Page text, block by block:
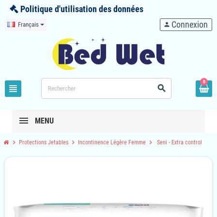
Politique d'utilisation des données
Français
view_headline search
person Connexion
0
MENU
chevron_right Protections Jetables chevron_right Incontinence Légère Femme chevron_right Seni - Extra control